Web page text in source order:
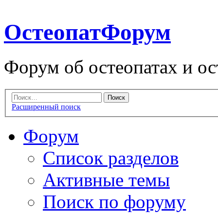
ОстеопатФорум
Форум об остеопатах и
Расширенный поиск
Форум
Список разделов
Активные темы
Поиск по форуму